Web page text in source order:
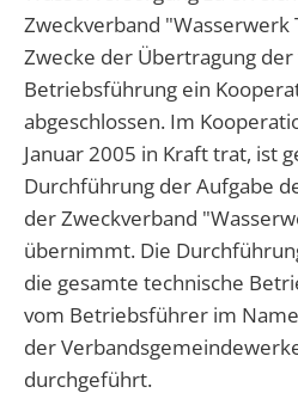
Rufbus/
Notfall
Kindertagesstätten
Volkshochschule
Schwimmbad
Unterkunftsverzeichnis
Veranstaltungskalender
Zweckverband "Wasserwerk
Zwecke der Übertragung
Betriebsführung ein
abgeschlossen. Im
Januar 2005 in Kraft trat, ist
Durchführung der Aufgabe
der Zweckverband
übernimmt. Die
die gesamte technische
vom Betriebsführer im
der
durchgeführt.